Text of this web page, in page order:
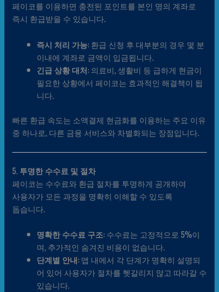
페이코를 이용하면 충전된 포인트를 본인 명의 계좌로
즉시 환급받을 수 있습니다.
즉시 처리 가능: 환급 신청 후 대부분의 경우 몇 분
이내에 계좌로 금액이 입금됩니다.
긴급 상황 대처: 의료비, 생활비 등 급하게 현금이
필요한 상황에서 페이코는 효과적인 해결책이 됩
니다.
빠른 환급 속도는 소액결제 현금화를 이용하는 주요 이유
중 하나로, 다른 금융 서비스와 차별화되는 장점입니다.
5. 투명한 수수료 및 절차
페이코는 수수료와 환급 절차를 투명하게 공개하여
사용자가 모든 과정을 명확히 이해할 수 있도록
돕습니다.
명확한 수수료 구조: 수수료는 고정적으로 5%이
며, 추가적인 숨겨진 비용이 없습니다.
단계별 안내: 앱 내에서 각 단계가 명확히 설명되
어 있어 사용자가 절차를 헷갈리지 않고 따라갈 수
있습니다.